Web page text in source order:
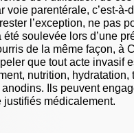
parentérale, c’est-à-
l’exception, ne pas
soulevée lors d’une
de la même façon, à
que tout acte invasif
nutrition, hydratation,
Ils peuvent
justifiés médicalement.